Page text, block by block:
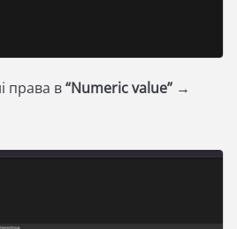
права в“Numeric value” →